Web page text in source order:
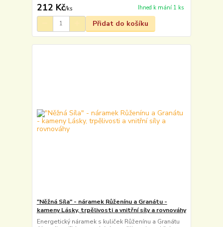
212 Kč/ks Ihned k mání 1 ks
Přidat do košíku
"Něžná Síla" - náramek Růženínu a Granátu -
kameny Lásky, trpělivosti a vnitřní síly a rovnováhy
Energetický náramek s kuliček Růženínu a Granátu